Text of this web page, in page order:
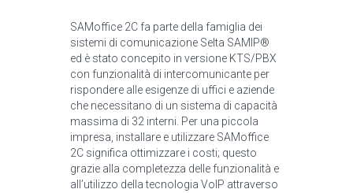
SAMoffice 2C fa parte della famiglia dei
sistemi di comunicazione Selta SAMIP®
ed è stato concepito in versione KTS/PBX
con funzionalità di intercomunicante per
rispondere alle esigenze di uffici e aziende
che necessitano di un sistema di capacità
massima di 32 interni. Per una piccola
impresa, installare e utilizzare SAMoffice
2C significa ottimizzare i costi; questo
grazie alla completezza delle funzionalità e
all’utilizzo della tecnologia VoIP attraverso